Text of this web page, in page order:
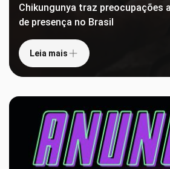
Chikungunya traz preocupações
de presença no Brasil
Leia mais